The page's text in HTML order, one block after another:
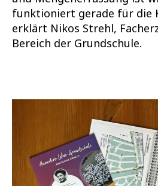
funktioniert gerade für die
erklärt Nikos Strehl,
Bereich der Grundschule.